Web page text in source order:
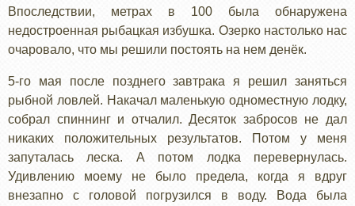
Впоследствии, метрах в 100 была обнаружена
недостроенная рыбацкая избушка. Озерко настолько нас
очаровало, что мы решили постоять на нем денёк.
5-го мая после позднего завтрака я решил заняться
рыбной ловлей. Накачал маленькую одноместную лодку,
собрал спиннинг и отчалил. Десяток забросов не дал
никаких положительных результатов. Потом у меня
запуталась леска. А потом лодка перевернулась.
Удивлению моему не было предела, когда я вдруг
внезапно с головой погрузился в воду. Вода была